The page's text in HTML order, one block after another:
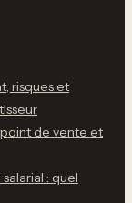
risques et
de vente et
: quel